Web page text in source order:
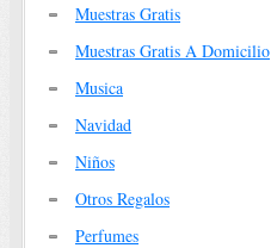
Muestras Gratis
Muestras Gratis A Domicilio
Musica
Navidad
Niños
Otros Regalos
Perfumes